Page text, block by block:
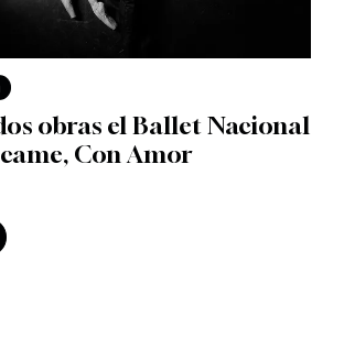
obras el Ballet Nacional
Con Amor